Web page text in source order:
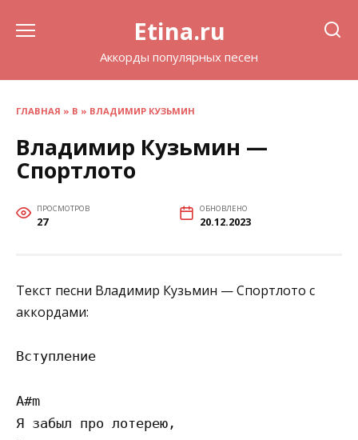
Etina.ru
Аккорды популярных песен
ГЛАВНАЯ » В » ВЛАДИМИР КУЗЬМИН
Владимир Кузьмин —
Спортлото
ПРОСМОТРОВ
27
ОБНОВЛЕНО
20.12.2023
Текст песни Владимир Кузьмин — Спортлото с
аккордами:
Вступление
A#m
Я забыл про лотерею,